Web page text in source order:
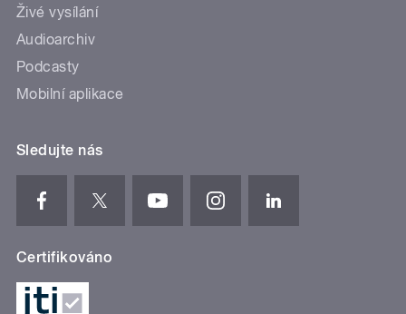
Živé vysílání
Audioarchiv
Podcasty
Mobilní aplikace
Sledujte nás
Certifikováno